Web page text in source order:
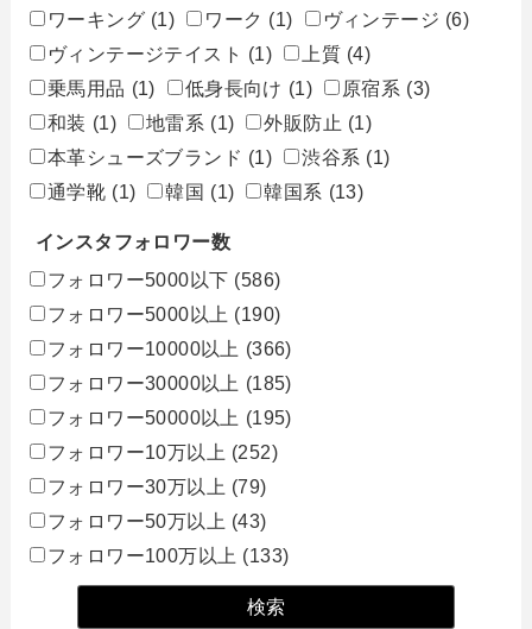
ワーキング (1) ワーク (1) ヴィンテージ (6)
ヴィンテージテイスト (1) 上質 (4)
乗馬用品 (1) 低身長向け (1) 原宿系 (3)
和装 (1) 地雷系 (1) 外販防止 (1)
本革シューズブランド (1) 渋谷系 (1)
通学靴 (1) 韓国 (1) 韓国系 (13)
インスタフォロワー数
フォロワー5000以下 (586)
フォロワー5000以上 (190)
フォロワー10000以上 (366)
フォロワー30000以上 (185)
フォロワー50000以上 (195)
フォロワー10万以上 (252)
フォロワー30万以上 (79)
フォロワー50万以上 (43)
フォロワー100万以上 (133)